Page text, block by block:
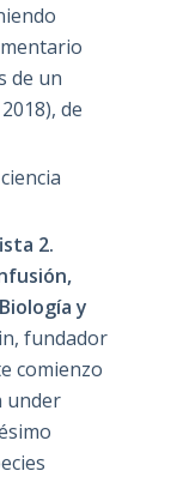
de un
de
2.
y
fundador
comienzo
under